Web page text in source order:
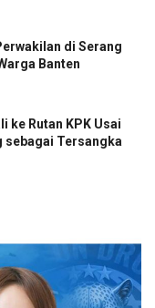
di Serang
Banten
ke Rutan KPK Usai
sebagai Tersangka